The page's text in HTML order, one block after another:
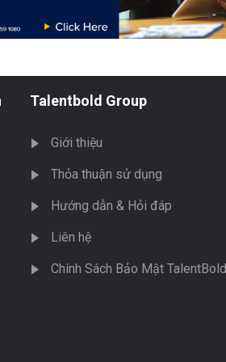
Talentbold Group
Giới thiệu
Thỏa thuận sử dụng
Hướng dẫn & Hỏi đáp
Liên hệ
Chính Sách Bảo Mật TalentBold